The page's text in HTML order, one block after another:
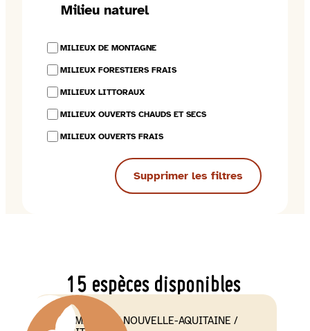
Milieu naturel
MILIEUX DE MONTAGNE
MILIEUX FORESTIERS FRAIS
MILIEUX LITTORAUX
MILIEUX OUVERTS CHAUDS ET SECS
MILIEUX OUVERTS FRAIS
Supprimer les filtres
15 espèces disponibles
NORMANDIE / NOUVELLE-AQUITAINE